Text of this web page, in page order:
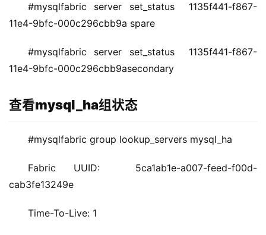
#mysqlfabric server set_status  1135f441-f867-
11e4-9bfc-000c296cbb9a spare
#mysqlfabric server set_status  1135f441-f867-
11e4-9bfc-000c296cbb9asecondary
查看mysql_ha组状态
#mysqlfabric group lookup_servers mysql_ha
Fabric UUID:  5ca1ab1e-a007-feed-f00d-
cab3fe13249e
Time-To-Live: 1